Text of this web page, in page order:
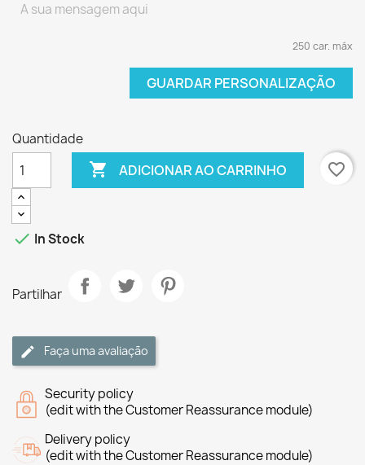
250 car. máx
GUARDAR PERSONALIZAÇÃO
Quantidade
 ADICIONAR AO CARRINHO favorite_border
 In Stock
Partilhar
Faça uma avaliação
Security policy
(edit with the Customer Reassurance module)
Delivery policy
(edit with the Customer Reassurance module)